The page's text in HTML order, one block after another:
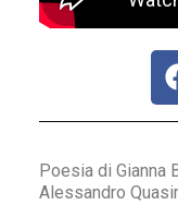
Poesia di Gianna
Alessandro